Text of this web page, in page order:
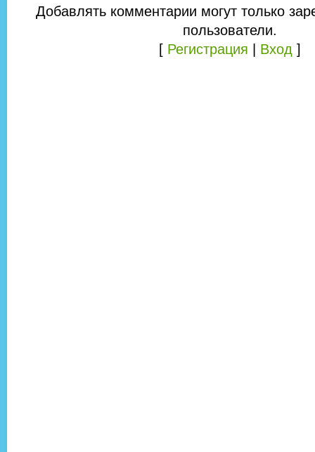
Добавлять комментарии могут только
пользователи.
[ Регистрация Вход ]